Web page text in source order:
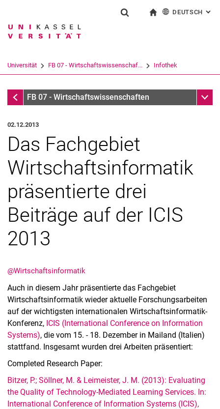
Springe direkt zu: Inhalt
Springe direkt zu: Suche
Springe direkt zu:
Suchbegriff
Suchen (öffnet externen Link in einem
DEUTSCH :
Universität FB 07 - Wirtschaftswissenschaf... Infothek
InfothekFB 07 - Wirtschaftswissenschaften
Stellenangebote
Termine
02.12.2013
Das Fachgebiet
Wirtschaftsinformatik
präsentierte drei
Beiträge auf der ICIS
2013
@Wirtschaftsinformatik
Auch in diesem Jahr präsentierte das Fachgebiet
Wirtschaftsinformatik wieder aktuelle Forschungsarbeiten
auf der wichtigsten internationalen Wirtschaftsinformatik-
Konferenz, ICIS (International Conference on Information
Systems), die vom 15. - 18. Dezember in Mailand (Italien)
stattfand. Insgesamt wurden drei Arbeiten präsentiert:
Completed Research Paper:
Bitzer, P.; Söllner, M. & Leimeister, J. M. (2013): Evaluating
the Quality of Technology-Mediated Learning Services. In:
International Conference of Information Systems (ICIS),